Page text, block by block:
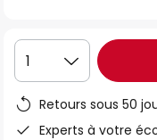
1
Retours sous 50
Experts à votre